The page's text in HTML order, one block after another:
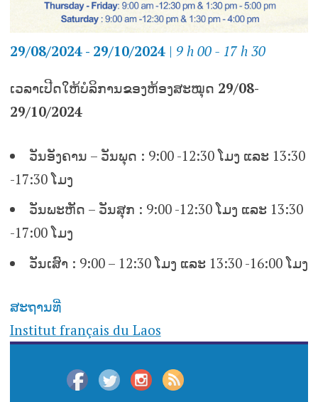
29/08/2024 - 29/10/2024| 9 h 00 - 17 h 30
ເວລາເປີດໃຫ້ບໍລິການຂອງຫ້ອງສະໝຸດ 29/08-
29/10/2024
ວັນອັງຄານ – ວັນພຸດ : 9:00 -12:30 ໂມງ ແລະ 13:30
-17:30 ໂມງ
ວັນພະຫັດ – ວັນສຸກ : 9:00 -12:30 ໂມງ ແລະ 13:30
-17:00 ໂມງ
ວັນເສົາ : 9:00 – 12:30 ໂມງ ແລະ 13:30 -16:00 ໂມງ
ສະຖານທີ່
Institut français du Laos